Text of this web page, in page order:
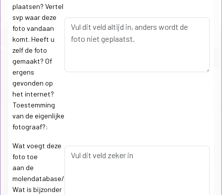
plaatsen? Vertel
svp waar deze
foto vandaan
komt. Heeft u
zelf de foto
gemaakt? Of
ergens
gevonden op
het internet?
Toestemming
van de eigenlijke
fotograaf?:
Wat voegt deze
foto toe
aan de
molendatabase/
Wat is bijzonder